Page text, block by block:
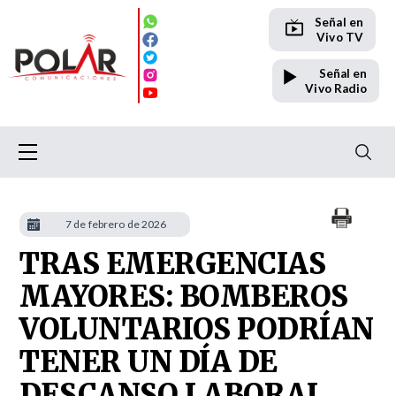
Señal en
Vivo TV
Señal en
Vivo Radio
TRAS EMERGENCIAS
MAYORES: BOMBEROS
VOLUNTARIOS PODRÍAN
TENER UN DÍA DE
7 de febrero de 2026